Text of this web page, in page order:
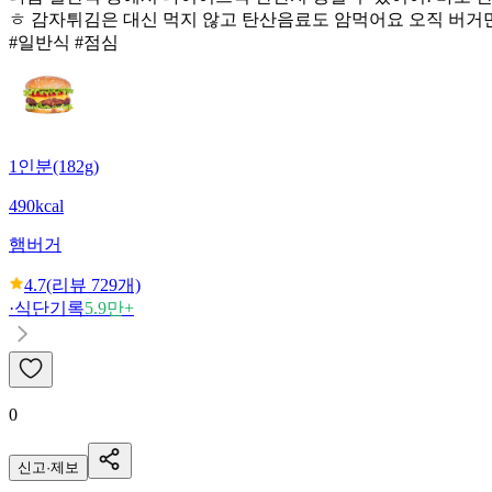
ㅎ 감자튀김은 대신 먹지 않고 탄산음료도 암먹어요 오직 버거
#일반식 #점심
1인분(182g)
490kcal
햄버거
4.7(리뷰 729개)
·식단기록5.9만+
0
신고·제보